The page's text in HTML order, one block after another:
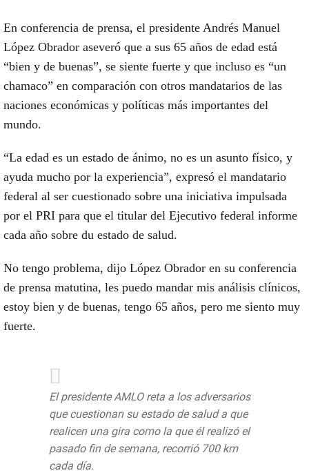
En conferencia de prensa, el presidente Andrés Manuel
López Obrador aseveró que a sus 65 años de edad está
“bien y de buenas”, se siente fuerte y que incluso es “un
chamaco” en comparación con otros mandatarios de las
naciones económicas y políticas más importantes del
mundo.
“La edad es un estado de ánimo, no es un asunto físico, y
ayuda mucho por la experiencia”, expresó el mandatario
federal al ser cuestionado sobre una iniciativa impulsada
por el PRI para que el titular del Ejecutivo federal informe
cada año sobre du estado de salud.
No tengo problema, dijo López Obrador en su conferencia
de prensa matutina, les puedo mandar mis análisis clínicos,
estoy bien y de buenas, tengo 65 años, pero me siento muy
fuerte.
El presidente AMLO reta a los adversarios
que cuestionan su estado de salud a que
realicen una gira como la que él realizó el
pasado fin de semana, recorrió 700 km
cada día.